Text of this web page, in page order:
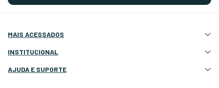
MAIS ACESSADOS
Atração e Ancoragem
Eletrônicos e Navegação
INSTITUCIONAL
Quem Somos
AJUDA E SUPORTE